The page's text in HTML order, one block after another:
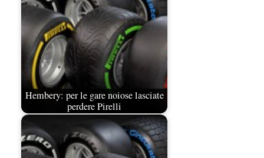
Hembery: per le gare noiose lasciate
perdere Pirelli